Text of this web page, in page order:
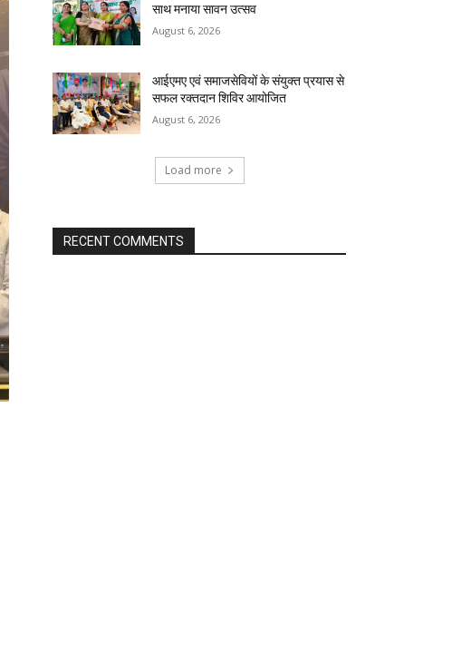
साथ मनाया सावन उत्सव
August 6, 2026
आईएमए एवं समाजसेवियों के संयुक्त प्रयास से
सफल रक्तदान शिविर आयोजित
August 6, 2026
Load more
RECENT COMMENTS